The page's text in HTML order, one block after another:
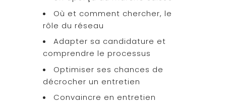
Où et comment chercher, le
rôle du réseau
Adapter sa candidature et
comprendre le processus
Optimiser ses chances de
décrocher un entretien
Convaincre en entretien